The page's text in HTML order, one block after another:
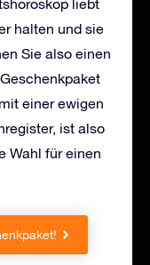
liebt
halten und sie
Sie also einen
einer ewigen
ist also
Wahl für einen